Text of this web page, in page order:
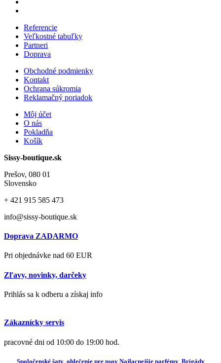
Referencie
Veľkostné tabuľky
Partneri
Doprava
Obchodné podmienky
Kontakt
Ochrana súkromia
Reklamačný poriadok
Môj účet
O nás
Pokladňa
Košík
Sissy-boutique.sk
Prešov, 080 01
Slovensko
+ 421 915 585 473
info@sissy-boutique.sk
Doprava ZADARMO
Pri objednávke nad 60 EUR
Zľavy, novinky, darčeky
Prihlás sa k odberu a získaj info
Zákaznícky servis
pracovné dni od 10:00 do 19:00 hod.
Spoločenské šaty oblečenie pre psov Najlacnejšie parfémy Brigády